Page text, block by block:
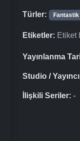
Türler: Fantastik
Etiketler: Etiket
Yayınlanma
Studio /
İlişkili Seriler: -